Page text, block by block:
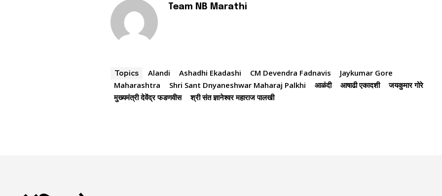
Team NB Marathi
Topics Alandi Ashadhi Ekadashi CM Devendra Fadnavis
Jaykumar Gore
Maharashtra
Shri Sant Dnyaneshwar Maharaj Palkhi आळंदी आषाढी एकादशी
जयकुमार गोरे
मुख्यमंत्री देवेंद्र फडणवीस
श्री संत ज्ञानेश्वर महाराज पालखी